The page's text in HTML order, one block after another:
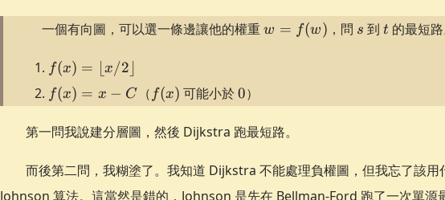
一個有向圖，可以選一條邊讓他的權重w =
w = f(w) ，問 s
s 到 t
t的最短路
f(x) =
\lfloor
x /
f(x) = ⌊ x/2 ⌋
f(x)
= x
- C
f(x) = x − C （ f(x)
f(x) 可能小於0
0）
第一問我說建分層圖，然後 Dijkstra 跑最短路。
而後第二問，我糊塗了。我知道 Dijkstra 不能處理負權圖，但我忘了該用
Johnson 算法。這當然是錯的，Johnson 是先在 Bellman-Ford 跑了一次單源